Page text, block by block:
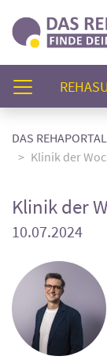
DAS REHAPORTAL
Klinik der
Klinik der
10.07.2024